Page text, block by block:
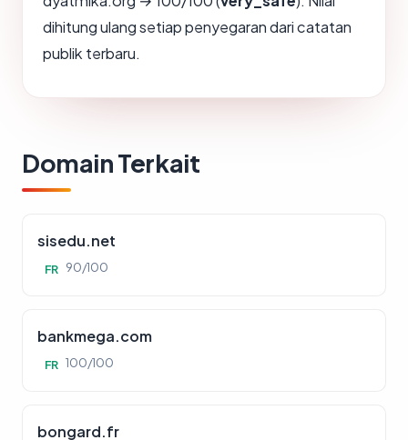
dihitung ulang setiap penyegaran dari catatan
publik terbaru.
Domain Terkait
sisedu.net
FR 90/100
bankmega.com
FR 100/100
bongard.fr